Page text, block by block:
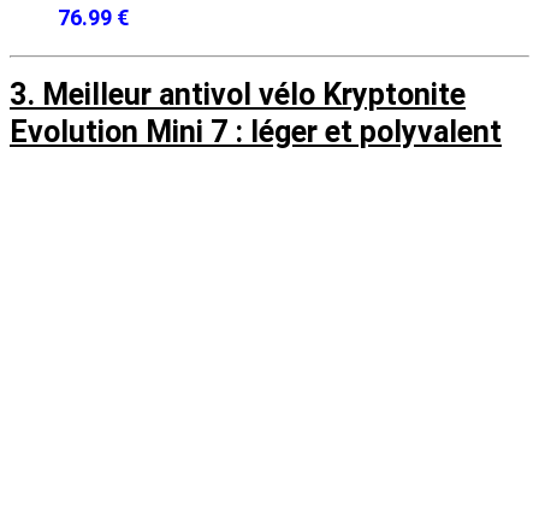
76.99 €
3. Meilleur antivol vélo Kryptonite
Evolution Mini 7 : léger et polyvalent